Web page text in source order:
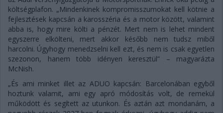
költségplafon. „Mindenkinek kompromisszumokat kell kötnie a
fejlesztések kapcsán a karosszéria és a motor között, valamint
abba is, hogy mire költi a pénzét. Mert nem is lehet mindent
egyszerre elkölteni, mert akkor később nem tudsz miből
harcolni. Úgyhogy menedzselni kell ezt, és nem is csak egyetlen
szezonon, hanem több idényen keresztül” – magyarázta
McNish.
„És ami minket illet az ADUO kapcsán: Barcelonában egyből
hoztunk valamit, ami egy apró módosítás volt, de remekül
működött és segített az utunkon. És aztán azt mondanám, a